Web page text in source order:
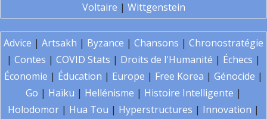
Voltaire | Wittgenstein
Advice | Artsakh | Byzance | Chansons | Chronostratégie
| Contes | COVID Stats | Droits de l'Humanité | Échecs |
Économie | Éducation | Europe | Free Korea | Génocide |
Go | Haïku | Hellénisme | Histoire Intelligente |
Holodomor | Hua Tou | Hyperstructures | Innovation |